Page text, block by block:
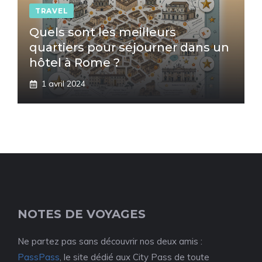
TRAVEL
Quels sont les meilleurs
quartiers pour séjourner dans un
hôtel à Rome ?
1 avril 2024
NOTES DE VOYAGES
Ne partez pas sans découvrir nos deux amis :
PassPass, le site dédié aux City Pass de toute